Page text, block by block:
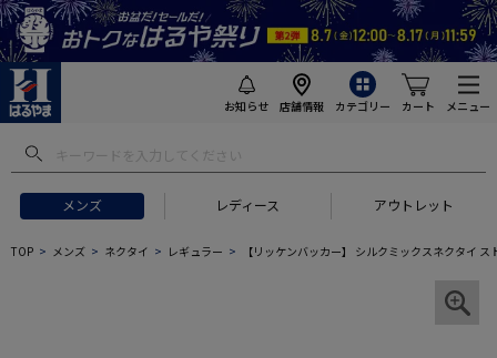
お知らせ 店舗情報 カテゴリー カート メニュー
メンズ レディース アウトレット
TOP メンズ ネクタイ レギュラー 【リッケンバッカー】 シルクミックスネクタイ